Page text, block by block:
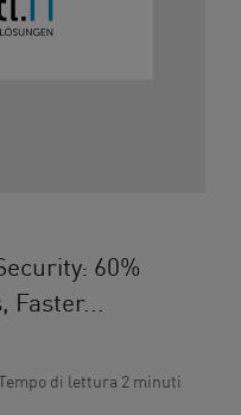
60%
Faster...
di lettura 2 minuti